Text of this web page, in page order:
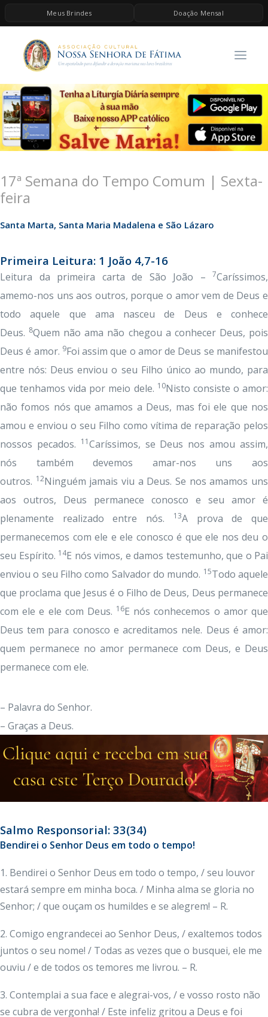
Meus Brindes Doação Mensal
HOME
A ASSOCIAÇÃO
CONTEÚDOS DE MARIA
ESPIRITUALIDADE
AS MELHORES MÚSICAS CATÓLICAS
BRINDES
QUERO DOAR
17ª Semana do Tempo Comum | Sexta-
feira
Santa Marta, Santa Maria Madalena e São Lázaro
Primeira Leitura: 1 João 4,7-16
Leitura da primeira carta de São João – 7Caríssimos,
amemo-nos uns aos outros, porque o amor vem de Deus e
todo aquele que ama nasceu de Deus e conhece
Deus. 8Quem não ama não chegou a conhecer Deus, pois
Deus é amor. 9Foi assim que o amor de Deus se manifestou
entre nós: Deus enviou o seu Filho único ao mundo, para
que tenhamos vida por meio dele. 10Nisto consiste o amor:
não fomos nós que amamos a Deus, mas foi ele que nos
amou e enviou o seu Filho como vítima de reparação pelos
nossos pecados. 11Caríssimos, se Deus nos amou assim,
nós também devemos amar-nos uns aos
outros. 12Ninguém jamais viu a Deus. Se nos amamos uns
aos outros, Deus permanece conosco e seu amor é
plenamente realizado entre nós.
13A prova de que
permanecemos com ele e ele conosco é que ele nos deu o
seu Espírito. 14E nós vimos, e damos testemunho, que o Pai
enviou o seu Filho como Salvador do mundo. 15Todo aquele
que proclama que Jesus é o Filho de Deus, Deus permanece
com ele e ele com Deus. 16E nós conhecemos o amor que
Deus tem para conosco e acreditamos nele. Deus é amor:
quem permanece no amor permanece com Deus, e Deus
permanece com ele.
– Palavra do Senhor.
– Graças a Deus.
Salmo Responsorial: 33(34)
Bendirei o Senhor Deus em todo o tempo!
1. Bendirei o Senhor Deus em todo o tempo, / seu louvor
estará sempre em minha boca. / Minha alma se gloria no
Senhor; / que ouçam os humildes e se alegrem! – R.
2. Comigo engrandecei ao Senhor Deus, / exaltemos todos
juntos o seu nome! / Todas as vezes que o busquei, ele me
ouviu / e de todos os temores me livrou. – R.
3. Contemplai a sua face e alegrai-vos, / e vosso rosto não
se cubra de vergonha! / Este infeliz gritou a Deus e foi